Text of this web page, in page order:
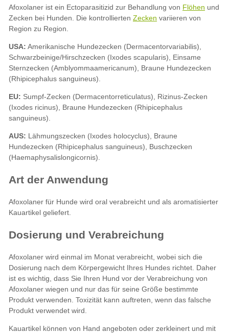
Flöhen
Zecken
USA:
EU:
AUS: